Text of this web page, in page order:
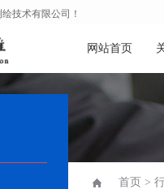
技术有限公司！
网站首页
首页 >